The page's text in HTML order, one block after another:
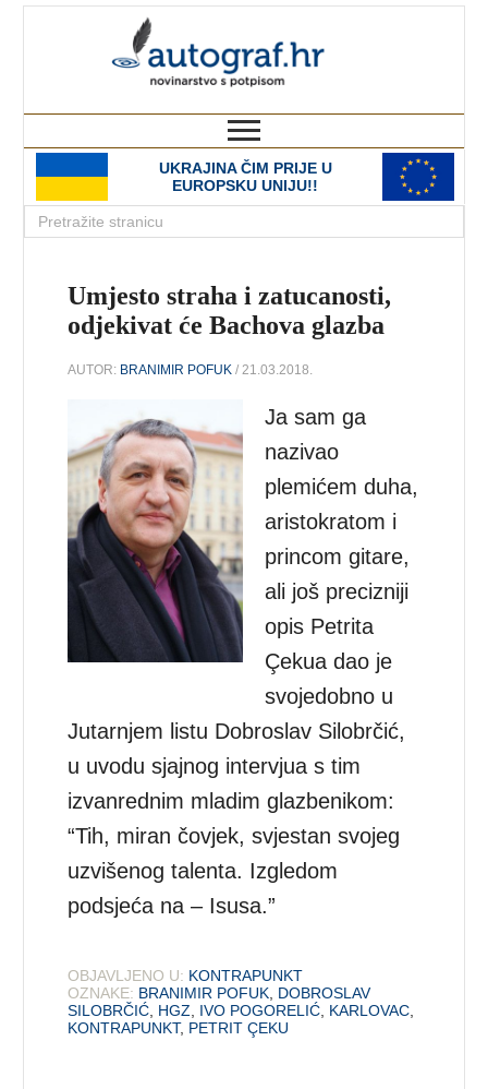
UKRAJINA ČIM PRIJE U
EUROPSKU UNIJU!!
Umjesto straha i zatucanosti,
odjekivat će Bachova glazba
AUTOR: BRANIMIR POFUK / 21.03.2018.
Ja sam ga
nazivao
plemićem duha,
aristokratom i
princom gitare,
ali još precizniji
opis Petrita
Çekua dao je
svojedobno u
Jutarnjem listu Dobroslav Silobrčić,
u uvodu sjajnog intervjua s tim
izvanrednim mladim glazbenikom:
“Tih, miran čovjek, svjestan svojeg
uzvišenog talenta. Izgledom
podsjeća na – Isusa.”
OBJAVLJENO U: KONTRAPUNKT
OZNAKE: BRANIMIR POFUK DOBROSLAV
SILOBRČIĆ HGZ IVO POGORELIĆ KARLOVAC
KONTRAPUNKT, PETRIT ÇEKU